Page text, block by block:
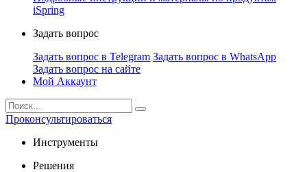
iSpring
Задать вопрос
Задать вопрос в Telegram Задать вопрос в WhatsApp
Задать вопрос на сайте
Мой Аккаунт
Проконсультироваться
Инструменты
Решения